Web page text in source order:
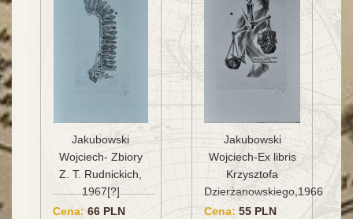
Jakubowski
Wojciech- Zbiory
Z. T. Rudnickich,
1967[?]
Cena: 66 PLN
Jakubowski
Wojciech-Ex libris
Krzysztofa
Dzierżanowskiego,1966
Cena: 55 PLN